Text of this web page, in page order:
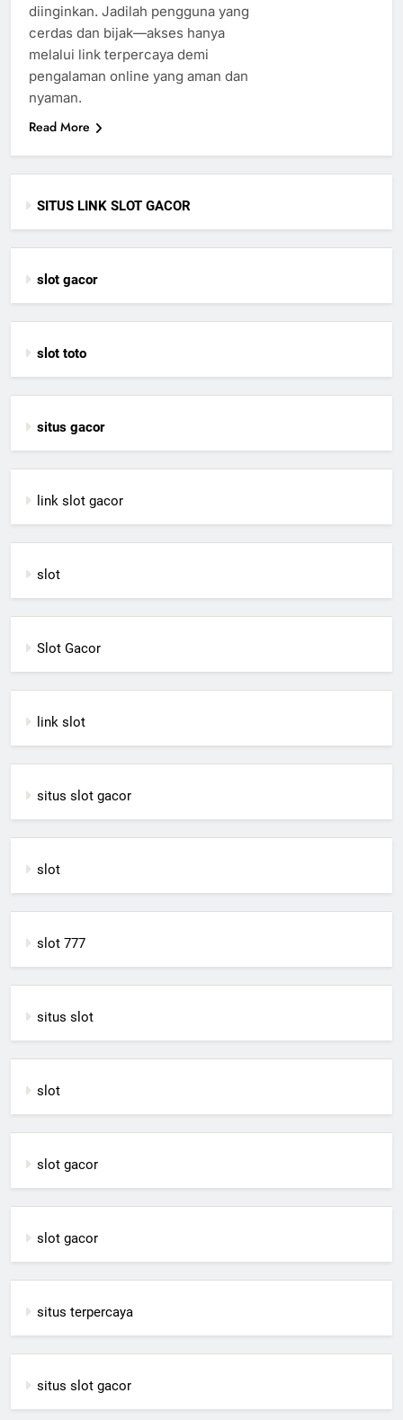
diinginkan. Jadilah pengguna yang
cerdas dan bijak—akses hanya
melalui link terpercaya demi
pengalaman online yang aman dan
nyaman.
Read More
SITUS LINK SLOT GACOR
slot gacor
slot toto
situs gacor
link slot gacor
slot
Slot Gacor
link slot
situs slot gacor
slot
slot 777
situs slot
slot
slot gacor
slot gacor
situs terpercaya
situs slot gacor